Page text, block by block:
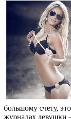
большому счету,
журналах девушки